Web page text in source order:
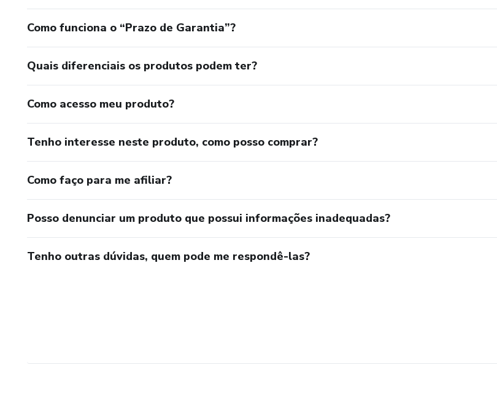
Como funciona o “Prazo de Garantia”?
Quais diferenciais os produtos podem ter?
Como acesso meu produto?
Tenho interesse neste produto, como posso comprar?
Como faço para me afiliar?
Posso denunciar um produto que possui informações inadequadas?
Tenho outras dúvidas, quem pode me respondê-las?